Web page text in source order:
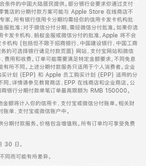
条件的中国大陆居民提供。部分银行会要求你通过支付
售店的分期付款方案可能与 Apple Store 在线商店不
家。所有银行信用卡分期均需经你的信用卡发卡机构批
服批准；对于微信分付分期，需经微信分付批准。如果你选
卡发卡机构、蚂蚁金服或微信分付的批准，Apple 将不会
机构 (包括但不限于招商银行、中国建设银行、中国工商
的可选择银行请见付款页面) 网站、支付宝网站和微信
费用和收费。订单可能需要满足特定金额要求，不同免息
所不同。上述分期付款服务只适用于个人消费者。企业
买计划 (EPP) 和 Apple 员工购买计划 (EPP) 适用的分
，详情请参见教育商店、EPP 在线商店和企业商店。公
商银行分期付款单笔订单最高限额为 RMB 150000。
金额将计入你的信用卡、支付宝或微信分付账单。相关财
单、支付宝或微信账户中。
期付款服务。价格包含增值税。所有订单均可享受免费
30 日。
同而可能有所差异。